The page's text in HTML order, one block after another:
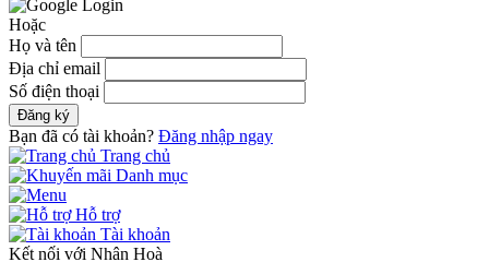
Hoặc
Họ và tên
Địa chỉ email
Số điện thoại
Đăng ký
Bạn đã có tài khoản? Đăng nhập ngay
Trang chủ
Danh mục
Hỗ trợ
Tài khoản
Kết nối với Nhân Hoà